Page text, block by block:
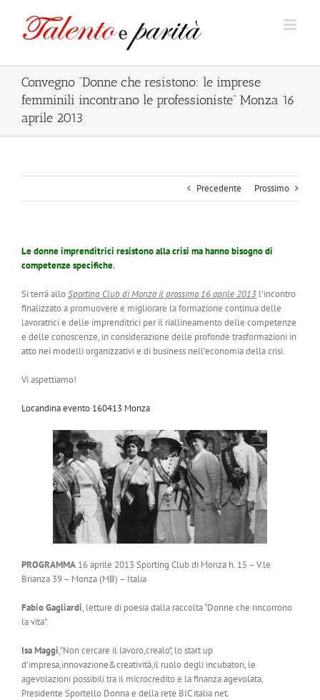
contenuto
Convegno “Donne che resistono: le imprese
femminili incontrano le professioniste” Monza 16
aprile 2013
Precedente Prossimo
Le donne imprenditrici resistono alla crisi ma hanno bisogno di
competenze specifiche.
Si terrà alloSporting Club di Monza il prossimo 16 aprile 2013 l'incontro
finalizzato a promuovere e migliorare la formazione continua delle
lavoratrici e delle imprenditrici per il riallineamento delle competenze
e delle conoscenze, in considerazione delle profonde trasformazioni in
atto nei modelli organizzativi e di business nell’economia della crisi.
Vi aspettiamo!
Locandina evento 160413 Monza
PROGRAMMA 16 aprile 2013 Sporting Club di Monza h. 15 – V.le
Brianza 39 – Monza (MB) – Italia
Fabio Gagliardi, letture di poesia dalla raccolta “Donne che rincorrono
la vita”.
Isa Maggi,”Non cercare il lavoro,crealo”, lo start up
d’impresa,innovazione&creatività,il ruolo degli incubatori, le
agevolazioni possibili tra il microcredito e la finanza agevolata,
Presidente Sportello Donna e della rete BIC italia net.